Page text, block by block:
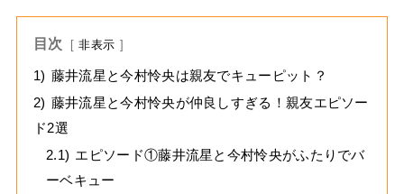
目次 非表示
1) 藤井流星と今村怜央は親友でキューピット？
2) 藤井流星と今村怜央が仲良しすぎる！親友エピソー
ド2選
2.1) エピソード①藤井流星と今村怜央がふたりでバ
ーベキュー